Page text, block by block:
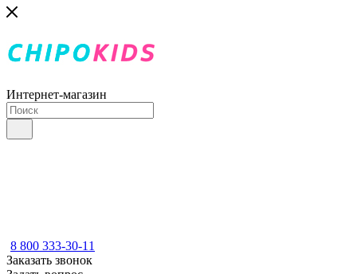
Интернет-магазин
8 800 333-30-11
Заказать звонок